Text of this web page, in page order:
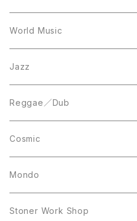
12inch
LP
Acetate Press
10inch
12inch
LP
World Music
12inch
LP
Jazz
LP
12inch
Reggae／Dub
LP
12inch
Cosmic
12inch
LP
Mondo
LP
Stoner Work Shop